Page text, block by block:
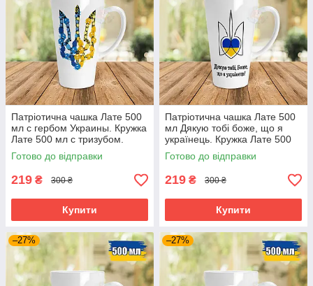
Патріотична чашка Лате 500
мл c гербом Украины. Кружка
Лате 500 мл с тризубом.
Готово до відправки
219 ₴ 300 ₴
Купити
Патріотична чашка Лате 500
мл Дякую тобі боже, що я
українець. Кружка Лате 500
мл Дякую тобі боже, що я
українець.
Готово до відправки
219 ₴ 300 ₴
Купити
–27% –27%